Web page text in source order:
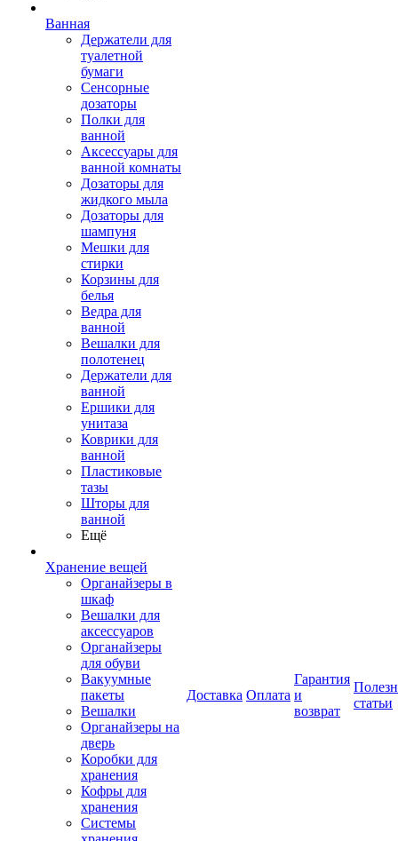
Ванная
Держатели для
туалетной
бумаги
Сенсорные
дозаторы
Полки для
ванной
Аксессуары для
ванной комнаты
Дозаторы для
жидкого мыла
Дозаторы для
шампуня
Мешки для
стирки
Корзины для
белья
Ведра для
ванной
Вешалки для
полотенец
Держатели для
ванной
Ершики для
унитаза
Коврики для
ванной
Пластиковые
тазы
Шторы для
ванной
Ещё
Хранение вещей
Органайзеры в
шкаф
Вешалки для
аксессуаров
Органайзеры
для обуви
Вакуумные
пакеты
Вешалки
Органайзеры на
дверь
Коробки для
хранения
Кофры для
хранения
Системы
Доставка Оплата
Гарантия
и
возврат
статьи